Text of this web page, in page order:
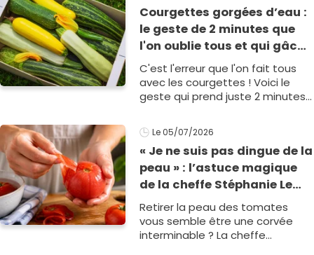
Courgettes gorgées d’eau :
le geste de 2 minutes que
l'on oublie tous et qui gâche
nos gratins et nos tartes
d'été
C'est l'erreur que l'on fait tous
avec les courgettes ! Voici le
geste qui prend juste 2 minutes
plus jamais retrouver vos tartes
d'été d&eacu1
Le 05/07/2026
« Je ne suis pas dingue de la
peau » : l’astuce magique
de la cheffe Stéphanie Le
Quellec pour monder les
tomates ultra-facilement
Retirer la peau des tomates
vous semble être une corvée
interminable ? La cheffe